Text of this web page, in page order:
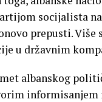
socijalista
prepusti. Više
u državnim
albanskog